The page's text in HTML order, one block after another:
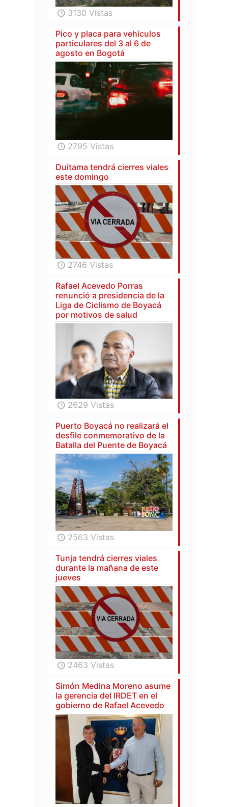
3130 Vistas
Pico y placa para vehículos
particulares del 3 al 6 de
agosto en Bogotá
2795 Vistas
Duitama tendrá cierres viales
este domingo
2746 Vistas
Rafael Acevedo Porras
renunció a presidencia de la
Liga de Ciclismo de Boyacá
por motivos de salud
2629 Vistas
Puerto Boyacá no realizará el
desfile conmemorativo de la
Batalla del Puente de Boyacá
2563 Vistas
Tunja tendrá cierres viales
durante la mañana de este
jueves
2463 Vistas
Simón Medina Moreno asume
la gerencia del IRDET en el
gobierno de Rafael Acevedo